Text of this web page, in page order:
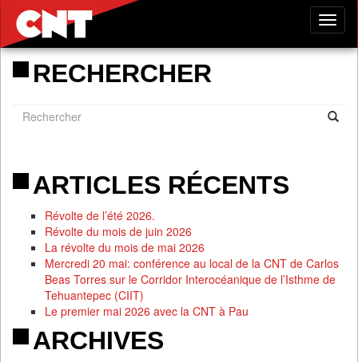
RECHERCHER
ARTICLES RÉCENTS
Révolte de l’été 2026.
Révolte du mois de juin 2026
La révolte du mois de mai 2026
Mercredi 20 mai: conférence au local de la CNT de Carlos
Beas Torres sur le Corridor Interocéanique de l’Isthme de
Tehuantepec (CIIT)
Le premier mai 2026 avec la CNT à Pau
ARCHIVES